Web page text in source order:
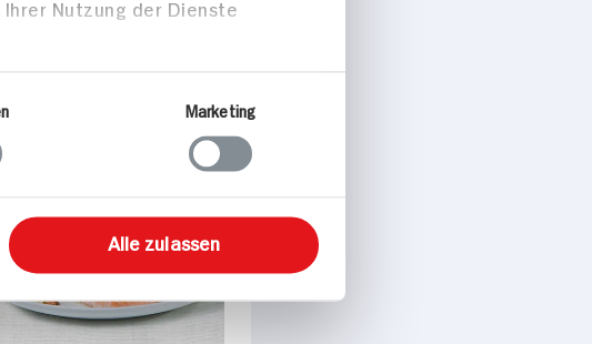
soziale Medien, Werbung und
mit weiteren Daten
Marketing
Alle zulassen